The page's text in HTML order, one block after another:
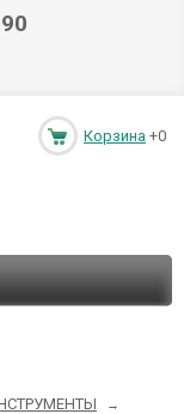
Корзина +0
→